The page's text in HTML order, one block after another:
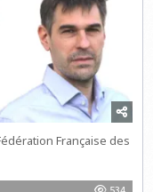
Française des